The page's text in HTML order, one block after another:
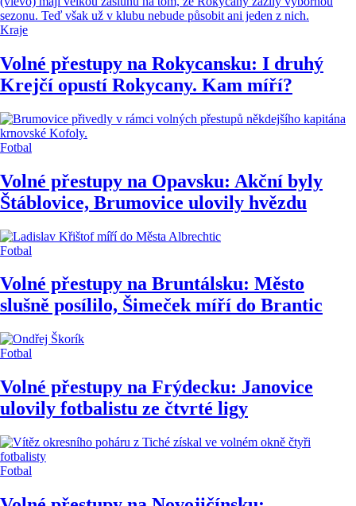
Kraje
Volné přestupy na Rokycansku: I druhý
Krejčí opustí Rokycany. Kam míří?
Fotbal
Volné přestupy na Opavsku: Akční byly
Štáblovice, Brumovice ulovily hvězdu
Fotbal
Volné přestupy na Bruntálsku: Město
slušně posílilo, Šimeček míří do Brantic
Fotbal
Volné přestupy na Frýdecku: Janovice
ulovily fotbalistu ze čtvrté ligy
Fotbal